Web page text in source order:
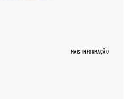
MAIS INFORMAÇÃO